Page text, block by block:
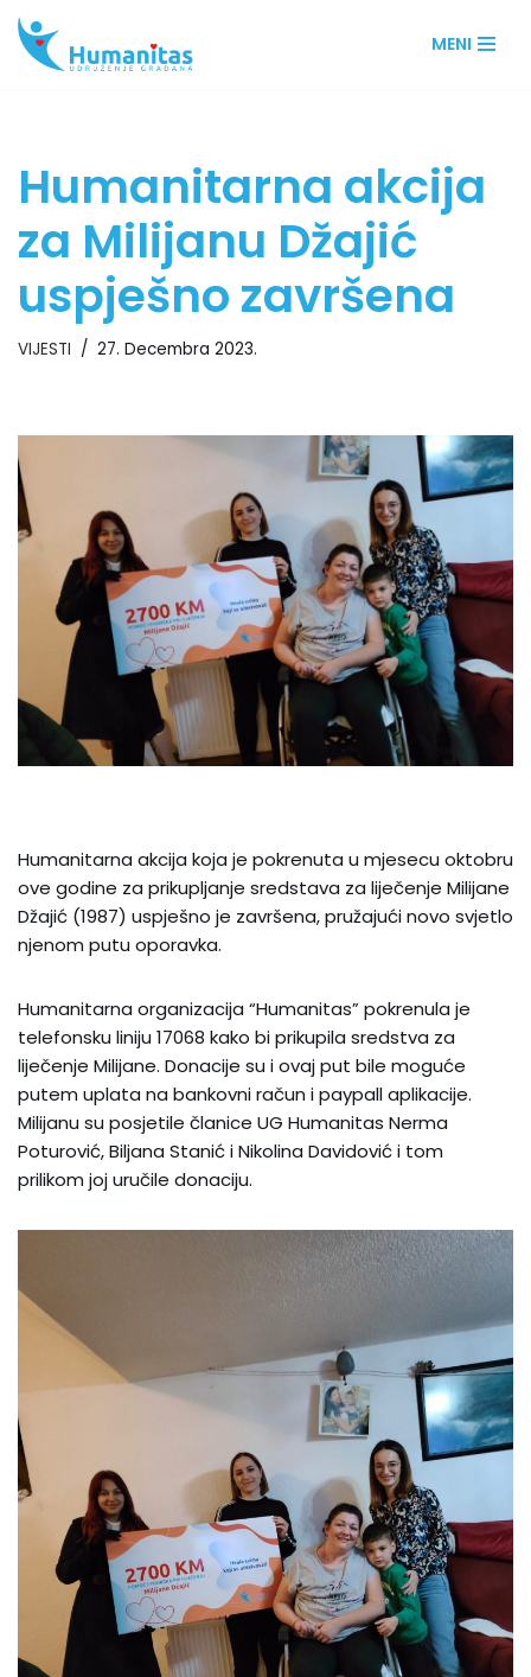
Skip
MENI
Humanitarna akcija
za Milijanu Džajić
uspješno završena
VIJESTI 27. Decembra 2023.
Humanitarna akcija koja je pokrenuta u mjesecu oktobru
ove godine za prikupljanje sredstava za liječenje Milijane
Džajić (1987) uspješno je završena, pružajući novo svjetlo
njenom putu oporavka.
Humanitarna organizacija “Humanitas” pokrenula je
telefonsku liniju 17068 kako bi prikupila sredstva za
liječenje Milijane. Donacije su i ovaj put bile moguće
putem uplata na bankovni račun i paypall aplikacije.
Milijanu su posjetile članice UG Humanitas Nerma
Poturović, Biljana Stanić i Nikolina Davidović i tom
prilikom joj uručile donaciju.